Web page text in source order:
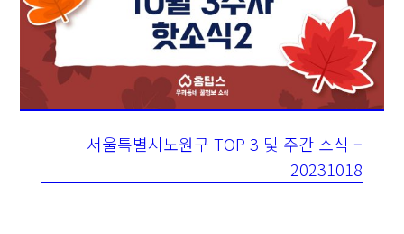
서울특별시노원구 TOP 3 및 주간 소식 –
20231018